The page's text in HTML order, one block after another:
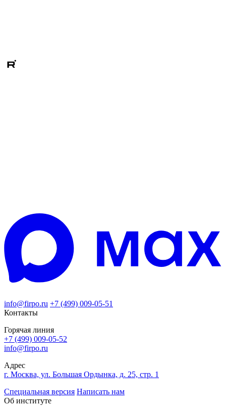
info@firpo.ru +7 (499) 009-05-51
Контакты
Горячая линия
+7 (499) 009-05-52
info@firpo.ru
Адрес
г. Москва, ул. Большая Ордынка, д. 25, стр. 1
Специальная версия Написать нам
Об институте